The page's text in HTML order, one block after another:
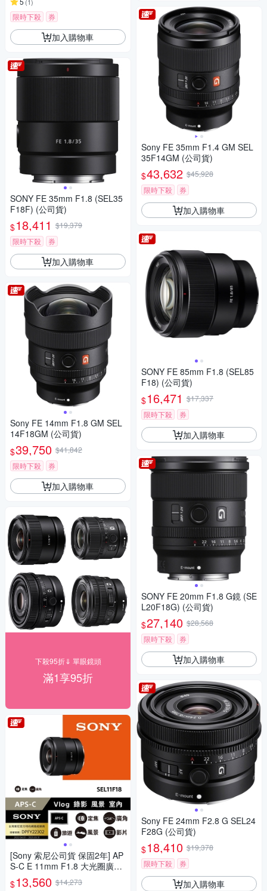
限時下殺 券
加入購物車
SONY FE 35mm F1.8 (SEL35
F18F) (公司貨)
$18,411 $19,379
限時下殺
券
加入購物車
Sony FE 14mm F1.8 GM SEL
14F18GM (公司貨)
$39,750 $41,842
限時下殺
券
加入購物車
下殺95折⇓ 單眼鏡頭
滿1享95折
[Sony 索尼公司貨 保固2年] AP
S-C E 11mm F1.8 大光圈廣角
定焦鏡 SEL11F18
$13,560 $14,273
Sony FE 35mm F1.4 GM SEL
35F14GM (公司貨)
$43,632 $45,928
限時下殺
券
加入購物車
SONY FE 85mm F1.8 (SEL85
F18) (公司貨)
$16,471 $17,337
限時下殺
券
加入購物車
SONY FE 20mm F1.8 G鏡 (SE
L20F18G) (公司貨)
$27,140 $28,568
限時下殺
券
加入購物車
Sony FE 24mm F2.8 G SEL24
F28G (公司貨)
$18,410 $19,378
限時下殺
券
加入購物車